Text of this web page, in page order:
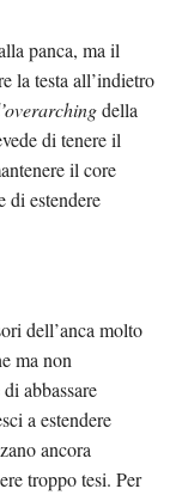
panca, ma il
la testa all’indietro
della
di tenere il
il core
di estendere
dell’anca molto
ma non
abbassare
a estendere
ancora
troppo tesi. Per